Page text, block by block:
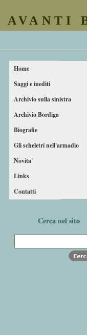
AVANTI
Home
Saggi e inediti
Archivio sulla sinistra
Archivio Bordiga
Biografie
Gli scheletri nell'armadio
Novita'
Links
Contatti
Cerca nel sito